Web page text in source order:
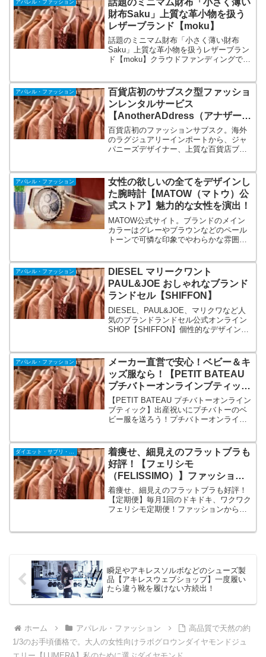
アパレル・ファッション
財布Saku」上質な革小物を扱う
レザーブランド【moku】
話題のミニマム財布「小さく薄い財布
Saku」上質な革小物を扱うレザーブラン
ド【moku】クラウドファンディングで
います。全品1点から送料無料、ラッピン
グ・刻印も無料対応。
アパレル・ファッション
百貨店初のサブスク型ファッショ
ンレンタルサービス
【AnotherADdress（アナザーア
ドレス）】
百貨店初のファッションサブスク。海外
のラグジュアリーインポートから、ジャ
パニーズデザイナー、上質な百貨店ブラ
ナザーアドレス）】ファッションは自分
で選ぶのも醍醐味の一つ！借りる服を自
分で選べます。
アパレル・ファッション
女性の欲しいの全てをデザインし
た腕時計【MATOW（マトウ）公
式ストア】魅力的な女性を演出！
MATOW公式サイト。ブランドのメイン
カラーはグレーやブラウンなどのペール
トーンで可憐な印象でやわらかな雰囲気
としては最適なラウンド型、2本目として
ローテーションできるスクエア型。
アパレル・ファッション
DIESEL マリークワント
PAUL&JOE おしゃれなブランド
ランドセル【SHIFFON】
DIESEL、PAUL&JOE、マリクワなど人
気のブランドランドセル公式オンライン
SHOP【SHIFFON】個性的なデザイン×
ンが見つかります。人と差をつけたい人
にもおすすめ。
アパレル・ファッション
メーカー直営で安心！ベビー＆キ
ッズ服なら！【PETIT BATEAU
プチバトーオンラインブティッ
ク】
【PETIT BATEAU プチバトーオンライン
ブティック】出産祝いにプチバトーのベ
ビー服を送ろう！プチバトーオンライン
りしているため、長く使え、おさがりや
ギフトにも好評です。
ダイエット・サプリ・飲料
着痩せ、細見えのフラットブラも
好評！【フェリシモ
（FELISSIMO）】ファッショ
ン・雑貨など毎月1回厳選してお
届け！
着痩せ、細見えのフラットブラも好評！
【定期便】毎月1回のドキドキ、ワクワク
フェリシモ定期便！ファッションから雑
瞬足やアキレスソルボなどのシューズ製
品【アキレスウェブショップ】一度履い
たら違う靴を履けない方続出！
ホーム アパレル・ファッション
高品質で天然の約
1/3のお手頃価格で。大人の女性向けラボグロウンダイヤモンドジュ